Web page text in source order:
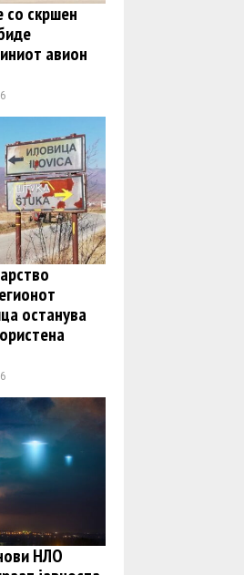
скршен
авион
останува
НЛО